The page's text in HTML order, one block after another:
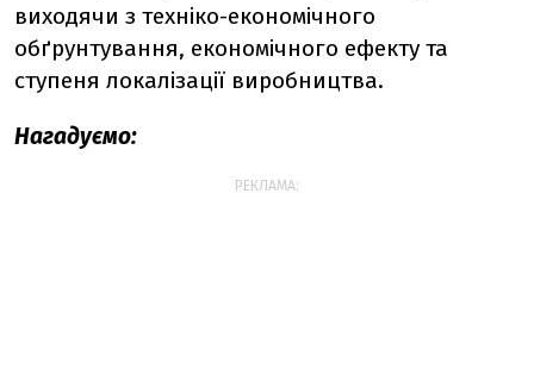
виходячи з техніко-економічного
обґрунтування, економічного ефекту та
ступеня локалізації виробництва.
Нагадуємо:
РЕКЛАМА: